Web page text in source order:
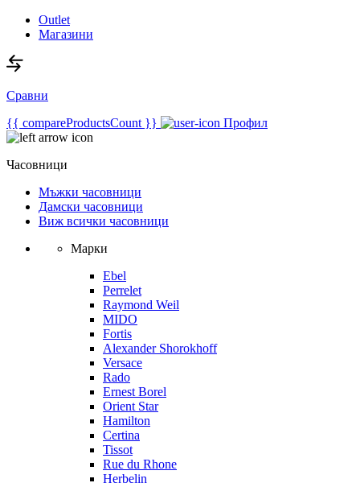
Outlet
Магазини
Сравни
{{ compareProductsCount }}
Профил
Часовници
Мъжки часовници
Дамски часовници
Виж всички часовници
Марки
Ebel
Perrelet
Raymond Weil
MIDO
Fortis
Alexander Shorokhoff
Versace
Rado
Ernest Borel
Orient Star
Hamilton
Certina
Tissot
Rue du Rhone
Herbelin